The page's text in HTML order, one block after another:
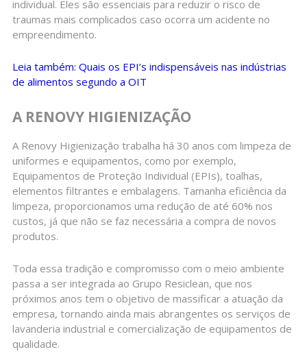
individual. Eles são essenciais para reduzir o risco de
traumas mais complicados caso ocorra um acidente no
empreendimento.
Leia também: Quais os EPI’s indispensáveis nas indústrias
de alimentos segundo a OIT
A RENOVY HIGIENIZAÇÃO
A Renovy Higienização trabalha há 30 anos com limpeza de
uniformes e equipamentos, como por exemplo,
Equipamentos de Proteção Individual (EPIs), toalhas,
elementos filtrantes e embalagens. Tamanha eficiência da
limpeza, proporcionamos uma redução de até 60% nos
custos, já que não se faz necessária a compra de novos
produtos.
Toda essa tradição e compromisso com o meio ambiente
passa a ser integrada ao Grupo Resiclean, que nos
próximos anos tem o objetivo de massificar a atuação da
empresa, tornando ainda mais abrangentes os serviços de
lavanderia industrial e comercialização de equipamentos de
qualidade.